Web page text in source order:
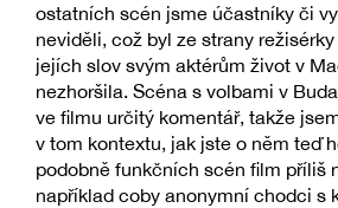
ostatních scén jsme účastníky či
neviděli, což byl ze strany
jejích slov svým aktérům život v
nezhoršila. Scéna s volbami v
ve filmu určitý komentář, takže
v tom kontextu, jak jste o něm teď
podobně funkčních scén film příliš
například coby anonymní chodci s